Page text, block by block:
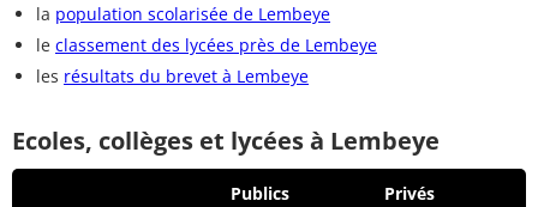
la population scolarisée de Lembeye
le classement des lycées près de Lembeye
les résultats du brevet à Lembeye
Ecoles, collèges et lycées à Lembeye
Publics Privés